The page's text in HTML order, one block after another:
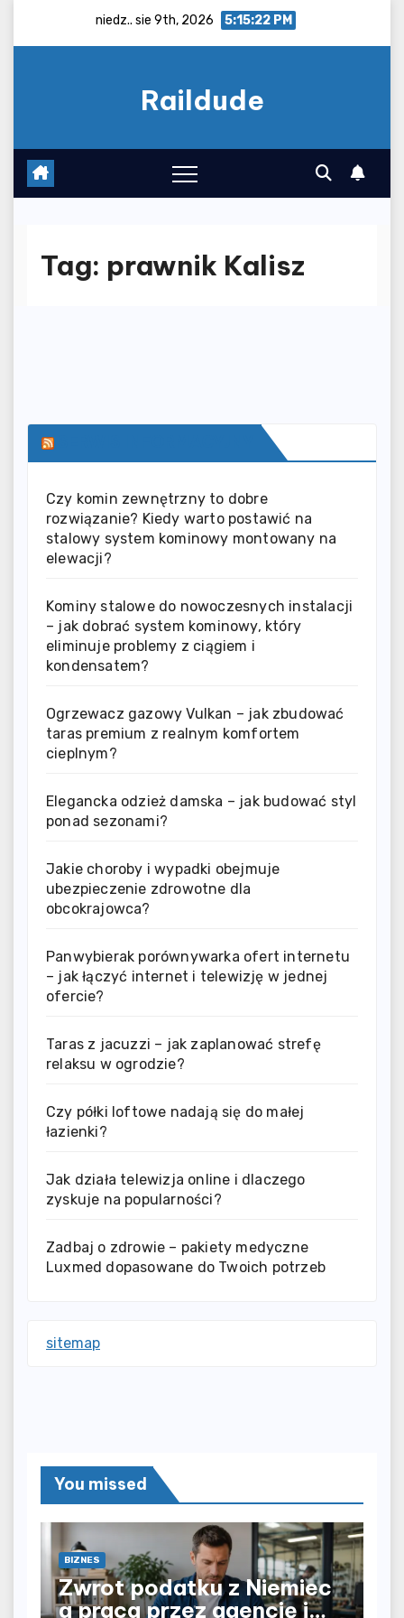
niedz.. sie 9th, 2026 5:15:22 PM
Raildude
Tag: prawnik Kalisz
Czy komin zewnętrzny to dobre
rozwiązanie? Kiedy warto postawić na
stalowy system kominowy montowany na
elewacji?
Kominy stalowe do nowoczesnych instalacji
– jak dobrać system kominowy, który
eliminuje problemy z ciągiem i
kondensatem?
Ogrzewacz gazowy Vulkan – jak zbudować
taras premium z realnym komfortem
cieplnym?
Elegancka odzież damska – jak budować styl
ponad sezonami?
Jakie choroby i wypadki obejmuje
ubezpieczenie zdrowotne dla
obcokrajowca?
Panwybierak porównywarka ofert internetu
– jak łączyć internet i telewizję w jednej
ofercie?
Taras z jacuzzi – jak zaplanować strefę
relaksu w ogrodzie?
Czy półki loftowe nadają się do małej
łazienki?
Jak działa telewizja online i dlaczego
zyskuje na popularności?
Zadbaj o zdrowie – pakiety medyczne
Luxmed dopasowane do Twoich potrzeb
sitemap
You missed
BIZNES
Zwrot podatku z Niemiec
a praca przez agencję i